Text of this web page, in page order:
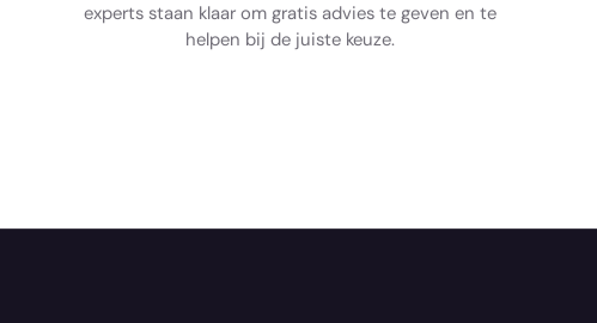
experts staan klaar om gratis advies te geven en te
helpen bij de juiste keuze.